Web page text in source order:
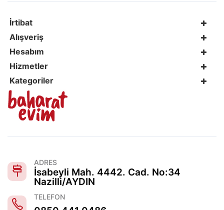
İrtibat
Alışveriş
Hesabım
Hizmetler
Kategoriler
ADRES
İsabeyli Mah. 4442. Cad. No:34
Nazilli/AYDIN
TELEFON